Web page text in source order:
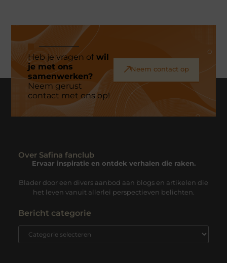
Heb je vragen ofwil
je met ons
samenwerken?
Neem gerust
contact met ons op!
Neem contact op
Over Safina fanclub
Ervaar inspiratie en ontdek verhalen die raken.
Blader door een divers aanbod aan blogs en artikelen die
het leven vanuit allerlei perspectieven belichten.
Bericht categorie